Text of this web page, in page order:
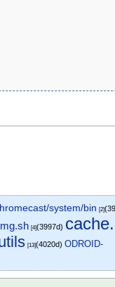
system/bin [2]
[4](3997d)
[13](4020d)ODROID-